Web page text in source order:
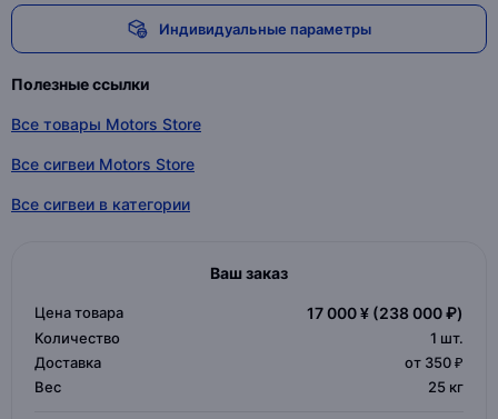
Индивидуальные параметры
Полезные ссылки
Все товары Motors Store
Все сигвеи Motors Store
Все сигвеи в категории
Ваш заказ
Цена товара 17 000 ¥ (238 000 ₽)
Количество 1 шт.
Доставка
от 350 ₽
Вес
25 кг